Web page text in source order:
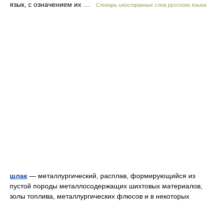
язык, с означением их …
Словарь иностранных слов русского языка
шлак — металлургический, расплав, формирующийся из
пустой породы металлосодержащих шихтовых материалов,
золы топлива, металлургических флюсов и в некоторых